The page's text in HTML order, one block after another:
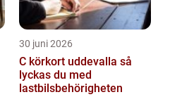
30 juni 2026
C körkort uddevalla så
lyckas du med
lastbilsbehörigheten